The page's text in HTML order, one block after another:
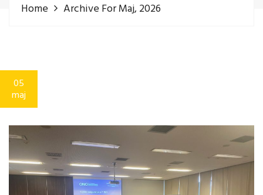
Home Archive For Maj, 2026
05
maj